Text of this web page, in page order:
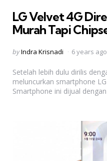
LG Velvet 4G
Murah Tapi
Posted
byIndra Krisnadi 6 years ago
Setelah lebih dulu dirilis
meluncurkan smartphone
Smartphone ini dijual